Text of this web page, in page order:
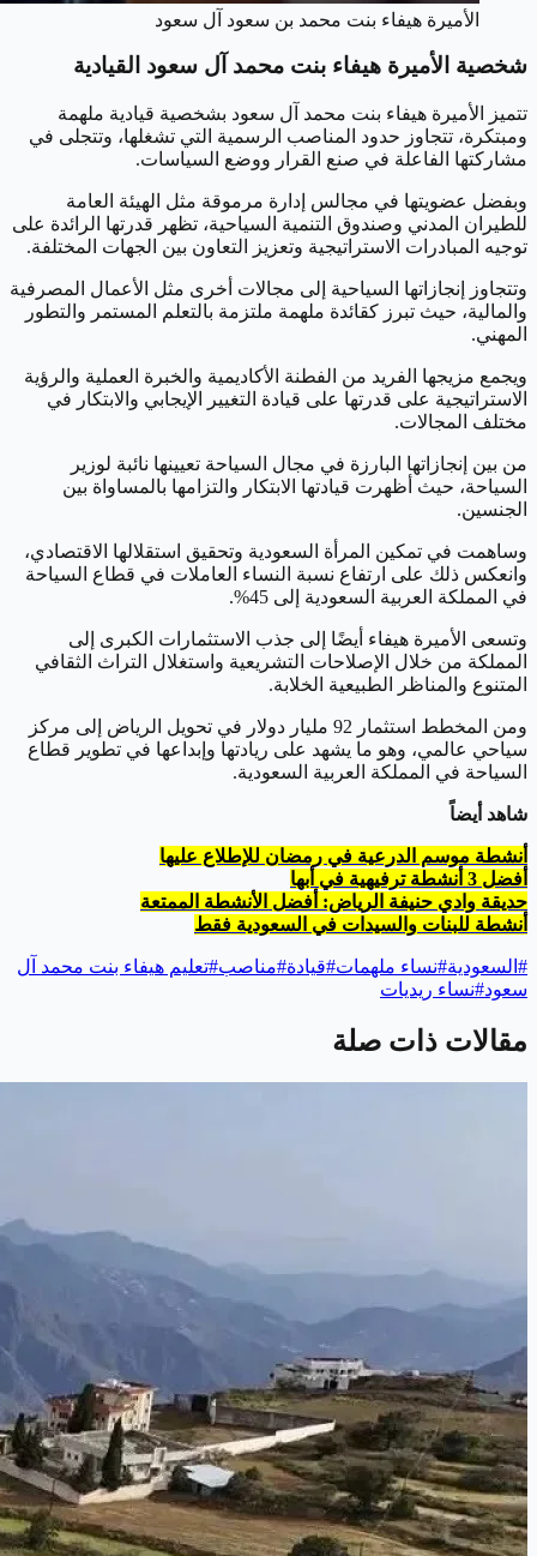
الأميرة هيفاء بنت محمد بن سعود آل سعود
شخصية الأميرة هيفاء بنت محمد آل سعود القيادية
تتميز الأميرة هيفاء بنت محمد آل سعود بشخصية قيادية ملهمة
ومبتكرة، تتجاوز حدود المناصب الرسمية التي تشغلها، وتتجلى في
مشاركتها الفاعلة في صنع القرار ووضع السياسات.
وبفضل عضويتها في مجالس إدارة مرموقة مثل الهيئة العامة
للطيران المدني وصندوق التنمية السياحية، تظهر قدرتها الرائدة على
توجيه المبادرات الاستراتيجية وتعزيز التعاون بين الجهات المختلفة.
وتتجاوز إنجازاتها السياحية إلى مجالات أخرى مثل الأعمال المصرفية
والمالية، حيث تبرز كقائدة ملهمة ملتزمة بالتعلم المستمر والتطور
المهني.
ويجمع مزيجها الفريد من الفطنة الأكاديمية والخبرة العملية والرؤية
الاستراتيجية على قدرتها على قيادة التغيير الإيجابي والابتكار في
مختلف المجالات.
من بين إنجازاتها البارزة في مجال السياحة تعيينها نائبة لوزير
السياحة، حيث أظهرت قيادتها الابتكار والتزامها بالمساواة بين
الجنسين.
وساهمت في تمكين المرأة السعودية وتحقيق استقلالها الاقتصادي،
وانعكس ذلك على ارتفاع نسبة النساء العاملات في قطاع السياحة
في المملكة العربية السعودية إلى 45%.
وتسعى الأميرة هيفاء أيضًا إلى جذب الاستثمارات الكبرى إلى
المملكة من خلال الإصلاحات التشريعية واستغلال التراث الثقافي
المتنوع والمناظر الطبيعية الخلابة.
ومن المخطط استثمار 92 مليار دولار في تحويل الرياض إلى مركز
سياحي عالمي، وهو ما يشهد على ريادتها وإبداعها في تطوير قطاع
السياحة في المملكة العربية السعودية.
شاهد أيضاً
أنشطة موسم الدرعية في رمضان للإطلاع عليها
أفضل 3 أنشطة ترفيهية في أبها
حديقة وادي حنيفة الرياض: أفضل الأنشطة الممتعة
أنشطة للبنات والسيدات في السعودية فقط
# السعودية#نساء ملهمات#قيادة#مناصب#تعليم هيفاء بنت محمد آل
سعود#نساء ريديات
مقالات ذات صلة